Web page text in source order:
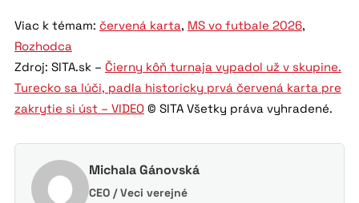
Viac k témam: červená karta, MS vo futbale 2026,
Rozhodca
Zdroj: SITA.sk – Čierny kôň turnaja vypadol už v skupine.
Turecko sa lúči, padla historicky prvá červená karta pre
zakrytie si úst – VIDEO© SITA Všetky práva vyhradené.
Michala Gánovská
CEO / Veci verejné